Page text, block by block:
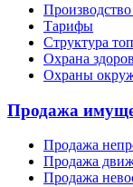
Тарифы
Структура
Охрана
Охраны
Продажа
Продажа
Продажа
Продажа